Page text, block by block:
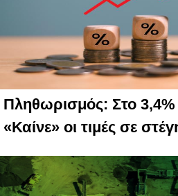
Πληθωρισμός: Στο 3,4%
«Καίνε» οι τιμές σε